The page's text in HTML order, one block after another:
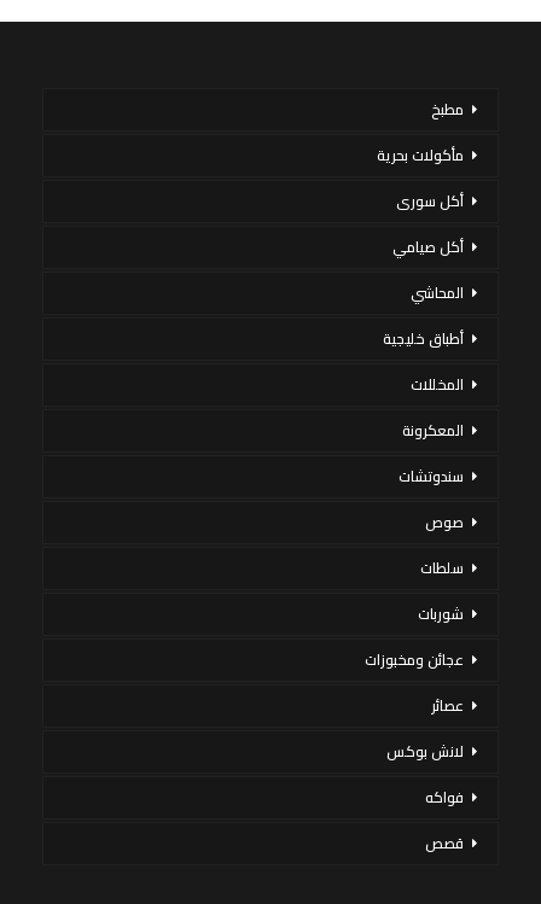
مطبخ
مأكولات بحرية
أكل سورى
أكل صيامي
المحاشي
أطباق خليجية
المخللات
المعكرونة
سندوتشات
صوص
سلطات
شوربات
عجائن ومخبوزات
عصائر
لانش بوكس
فواكه
قصص